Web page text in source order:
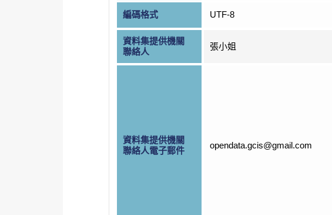
編碼格式 UTF-8
資料集提供機關
聯絡人
張小姐
資料集提供機關
聯絡人電子郵件
opendata.gcis@gmail.com